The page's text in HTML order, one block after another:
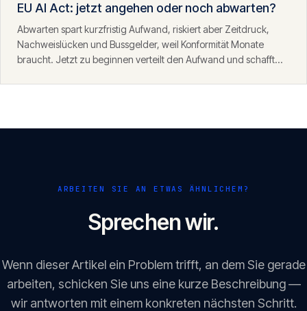
EU AI Act: jetzt angehen oder noch abwarten?
Abwarten spart kurzfristig Aufwand, riskiert aber Zeitdruck,
Nachweislücken und Bussgelder, weil Konformität Monate
braucht. Jetzt zu beginnen verteilt den Aufwand und schafft
ARBEITEN SIE AN ETWAS ÄHNLICHEM?
Sprechen wir.
Wenn dieser Artikel ein Problem trifft, an dem Sie gerade
arbeiten, schicken Sie uns eine kurze Beschreibung —
wir antworten mit einem konkreten nächsten Schritt.